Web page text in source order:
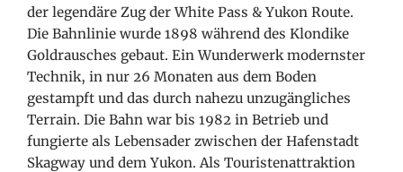
der legendäre Zug der White Pass & Yukon Route.
Die Bahnlinie wurde 1898 während des Klondike
Goldrausches gebaut. Ein Wunderwerk modernster
Technik, in nur 26 Monaten aus dem Boden
gestampft und das durch nahezu unzugängliches
Terrain. Die Bahn war bis 1982 in Betrieb und
fungierte als Lebensader zwischen der Hafenstadt
Skagway und dem Yukon. Als Touristenattraktion